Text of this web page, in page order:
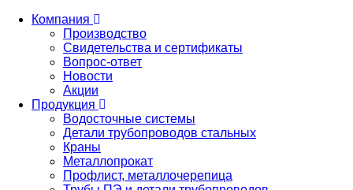
Компания
Производство
Свидетельства и сертификаты
Вопрос-ответ
Новости
Акции
Продукция
Водосточные системы
Детали трубопроводов стальных
Краны
Металлопрокат
Профлист, металлочерепица